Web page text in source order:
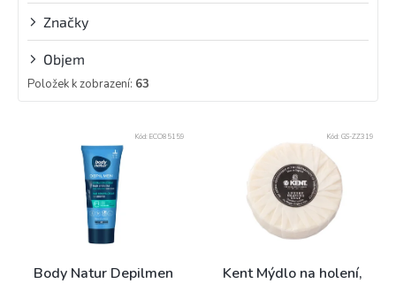
Značky
Objem
Položek k zobrazení: 63
Body Natur Depilmen
Kód: ECO85159
Kent Mýdlo na holení,
Kód: GS-ZZ319